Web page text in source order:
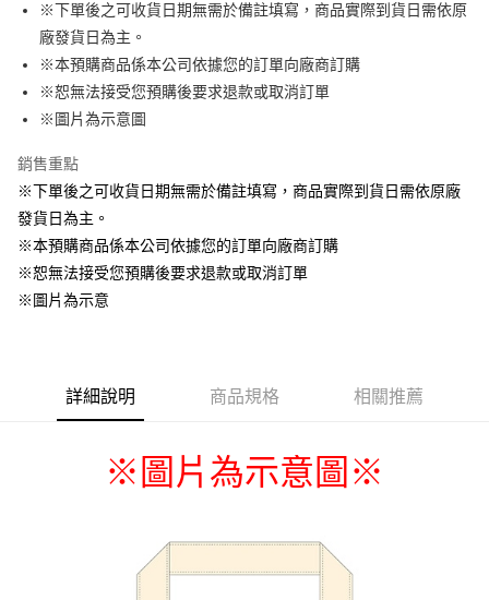
Google Pay
ATM付款
貨到付款
運送方式
全家取貨付款
每筆NT$65，滿NT$1,300(含以上)免運費
付款後全家取貨
每筆NT$65，滿NT$1,300(含以上)免運費
7-11取貨付款
付款後7-11取貨
宅配-木棉花樂園專用
每筆NT$100，滿NT$1,300(含以上)免運費
※下單後之可收貨日期無需於備註填寫，商品實際到貨日需依原
廠發貨日為主。
※本預購商品係本公司依據您的訂單向廠商訂購
※恕無法接受您預購後要求退款或取消訂單
※圖片為示意圖
銷售重點
※下單後之可收貨日期無需於備註填寫，商品實際到貨日需依原廠
發貨日為主。
※本預購商品係本公司依據您的訂單向廠商訂購
※恕無法接受您預購後要求退款或取消訂單
※圖片為示意
詳細說明 商品規格 相關推薦
※圖片為示意圖 ※